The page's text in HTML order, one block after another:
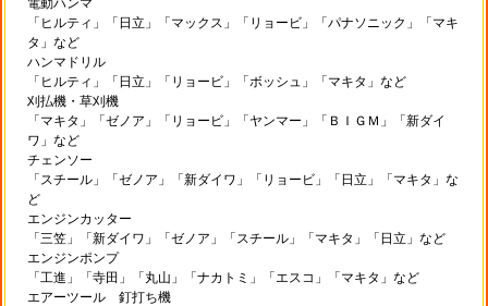
「ヒルティ」「日立」「マックス」「リョービ」「パナソニック」「マキ
タ」など
ハンマドリル
「ヒルティ」「日立」「リョービ」「ボッシュ」「マキタ」など
刈払機・草刈機
「マキタ」「ゼノア」「リョービ」「ヤンマー」「ＢＩＧＭ」「新ダイ
ワ」など
チェンソー
「スチール」「ゼノア」「新ダイワ」「リョービ」「日立」「マキタ」な
ど
エンジンカッター
「三笠」「新ダイワ」「ゼノア」「スチール」「マキタ」「日立」など
エンジンポンプ
「工進」「寺田」「丸山」「ナカトミ」「エスコ」「マキタ」など
エアーツール 釘打ち機